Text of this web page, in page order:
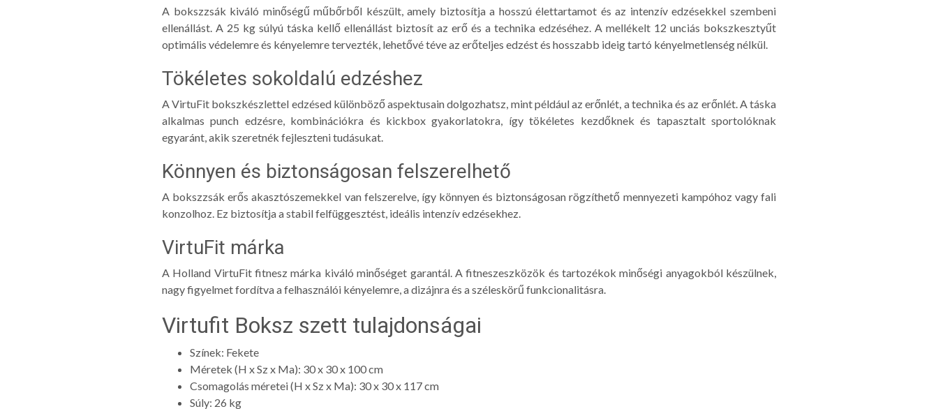
A bokszzsák kiváló minőségű műbőrből készült, amely biztosítja a hosszú élettartamot és az intenzív edzésekkel szembeni
ellenállást. A 25 kg súlyú táska kellő ellenállást biztosít az erő és a technika edzéséhez. A mellékelt 12 unciás bokszkesztyűt
optimális védelemre és kényelemre tervezték, lehetővé téve az erőteljes edzést és hosszabb ideig tartó kényelmetlenség nélkül.
Tökéletes sokoldalú edzéshez
A VirtuFit bokszkészlettel edzésed különböző aspektusain dolgozhatsz, mint például az erőnlét, a technika és az erőnlét. A táska
alkalmas punch edzésre, kombinációkra és kickbox gyakorlatokra, így tökéletes kezdőknek és tapasztalt sportolóknak
egyaránt, akik szeretnék fejleszteni tudásukat.
Könnyen és biztonságosan felszerelhető
A bokszzsák erős akasztószemekkel van felszerelve, így könnyen és biztonságosan rögzíthető mennyezeti kampóhoz vagy fali
konzolhoz. Ez biztosítja a stabil felfüggesztést, ideális intenzív edzésekhez.
VirtuFit márka
A Holland VirtuFit fitnesz márka kiváló minőséget garantál. A fitneszeszközök és tartozékok minőségi anyagokból készülnek,
nagy figyelmet fordítva a felhasználói kényelemre, a dizájnra és a széleskörű funkcionalitásra.
Virtufit Boksz szett tulajdonságai
Színek: Fekete
Méretek (H x Sz x Ma): 30 x 30 x 100 cm
Csomagolás méretei (H x Sz x Ma): 30 x 30 x 117 cm
Súly: 26 kg